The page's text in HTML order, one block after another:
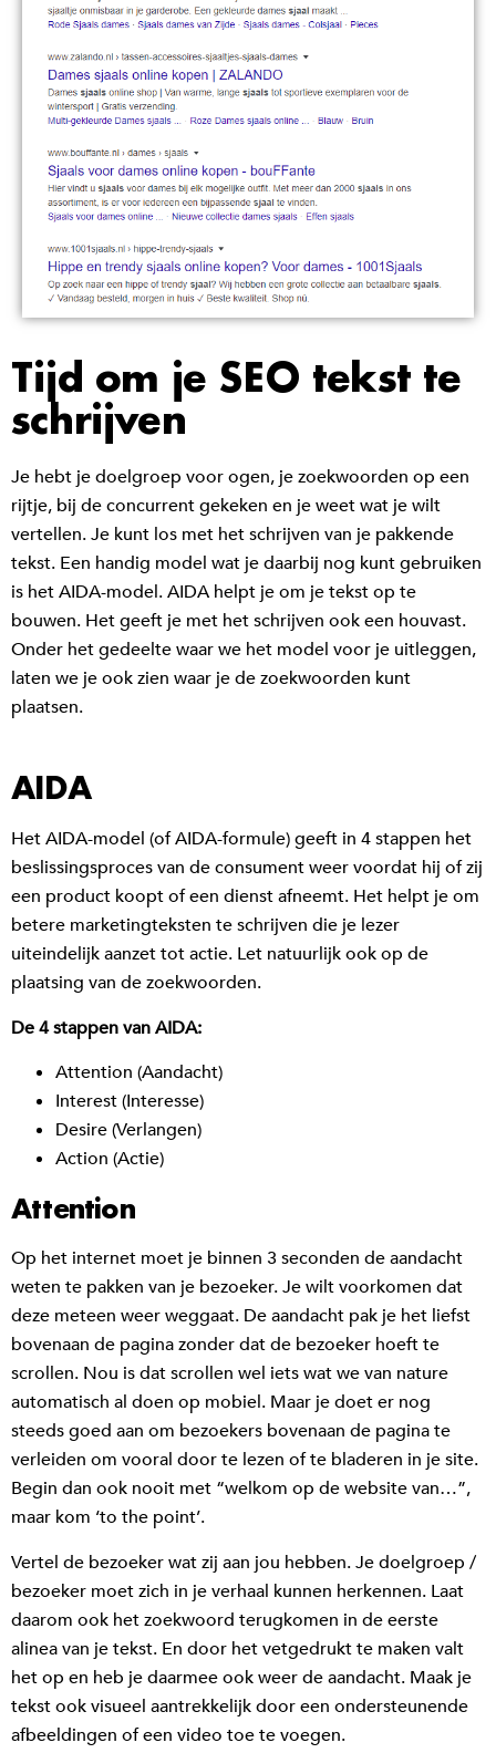
Tijd om je SEO tekst te
schrijven
Je hebt je doelgroep voor ogen, je zoekwoorden op een
rijtje, bij de concurrent gekeken en je weet wat je wilt
vertellen. Je kunt los met het schrijven van je pakkende
tekst. Een handig model wat je daarbij nog kunt gebruiken
is het AIDA-model. AIDA helpt je om je tekst op te
bouwen. Het geeft je met het schrijven ook een houvast.
Onder het gedeelte waar we het model voor je uitleggen,
laten we je ook zien waar je de zoekwoorden kunt
plaatsen.
AIDA
Het AIDA-model (of AIDA-formule) geeft in 4 stappen het
beslissingsproces van de consument weer voordat hij of zij
een product koopt of een dienst afneemt. Het helpt je om
betere marketingteksten te schrijven die je lezer
uiteindelijk aanzet tot actie. Let natuurlijk ook op de
plaatsing van de zoekwoorden.
De 4 stappen van AIDA:
Attention (Aandacht)
Interest (Interesse)
Desire (Verlangen)
Action (Actie)
Attention
Op het internet moet je binnen 3 seconden de aandacht
weten te pakken van je bezoeker. Je wilt voorkomen dat
deze meteen weer weggaat. De aandacht pak je het liefst
bovenaan de pagina zonder dat de bezoeker hoeft te
scrollen. Nou is dat scrollen wel iets wat we van nature
automatisch al doen op mobiel. Maar je doet er nog
steeds goed aan om bezoekers bovenaan de pagina te
verleiden om vooral door te lezen of te bladeren in je site.
Begin dan ook nooit met “welkom op de website van…”,
maar kom ‘to the point’.
Vertel de bezoeker wat zij aan jou hebben. Je doelgroep /
bezoeker moet zich in je verhaal kunnen herkennen. Laat
daarom ook het zoekwoord terugkomen in de eerste
alinea van je tekst. En door het vetgedrukt te maken valt
het op en heb je daarmee ook weer de aandacht. Maak je
tekst ook visueel aantrekkelijk door een ondersteunende
afbeeldingen of een video toe te voegen.